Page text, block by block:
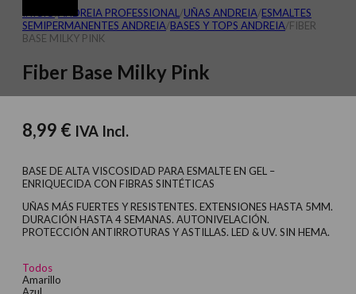
ANDREIA PROFESSIONAL /UÑAS ANDREIA/ESMALTES
SEMIPERMANENTES ANDREIA/BASES Y‎ TOPS ANDREIA/FIBER
BASE MILKY PINK
Fiber Base Milky Pink
8,99 € IVA Incl.
BASE DE ALTA VISCOSIDAD PARA ESMALTE EN GEL –
ENRIQUECIDA CON FIBRAS SINTÉTICAS
UÑAS MÁS FUERTES Y RESISTENTES. EXTENSIONES HASTA 5MM.
DURACIÓN HASTA 4 SEMANAS. AUTONIVELACIÓN.
PROTECCIÓN ANTIRROTURAS Y ASTILLAS. LED & UV. SIN HEMA.
Todos
Amarillo